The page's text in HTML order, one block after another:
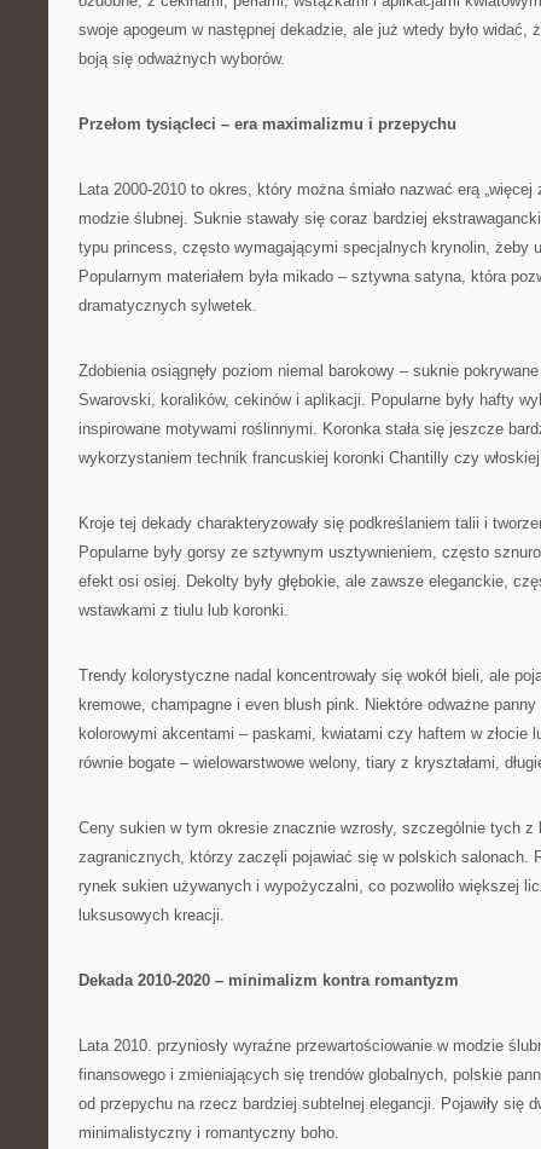
swoje apogeum w następnej dekadzie, ale już wtedy było widać,
boją się odważnych wyborów.
Przełom tysiącleci – era maximalizmu i przepychu
Lata 2000-2010 to okres, który można śmiało nazwać erą
modzie ślubnej. Suknie stawały się coraz bardziej
typu princess, często wymagającymi specjalnych krynolin, żeby
Popularnym materiałem była mikado – sztywna satyna, która
dramatycznych sylwetek.
Zdobienia osiągnęły poziom niemal barokowy – suknie
Swarovski, koralików, cekinów i aplikacji. Popularne były hafty
inspirowane motywami roślinnymi. Koronka stała się jeszcze
wykorzystaniem technik francuskiej koronki Chantilly czy
Kroje tej dekady charakteryzowały się podkreślaniem talii i
Popularne były gorsy ze sztywnym usztywnieniem, często
efekt osi osiej. Dekolty były głębokie, ale zawsze eleganckie,
wstawkami z tiulu lub koronki.
Trendy kolorystyczne nadal koncentrowały się wokół bieli, ale
kremowe, champagne i even blush pink. Niektóre odważne panny
kolorowymi akcentami – paskami, kwiatami czy haftem w złocie
równie bogate – wielowarstwowe welony, tiary z kryształami,
Ceny sukien w tym okresie znacznie wzrosły, szczególnie tych z
zagranicznych, którzy zaczęli pojawiać się w polskich salonach.
rynek sukien używanych i wypożyczalni, co pozwoliło większej
luksusowych kreacji.
Dekada 2010-2020 – minimalizm kontra romantyzm
Lata 2010. przyniosły wyraźne przewartościowanie w modzie
finansowego i zmieniających się trendów globalnych, polskie
od przepychu na rzecz bardziej subtelnej elegancji. Pojawiły się
minimalistyczny i romantyczny boho.